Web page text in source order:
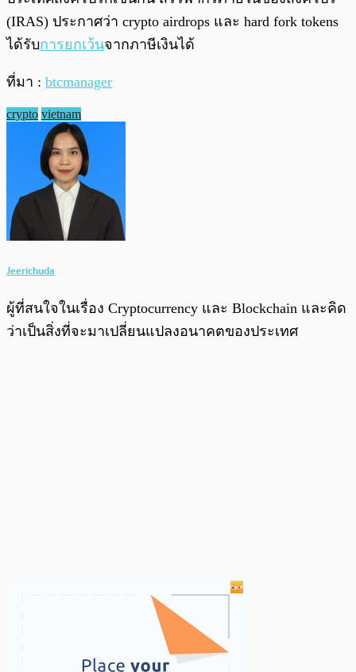
(IRAS) ประกาศว่า crypto airdrops และ hard fork tokens
ได้รับการยกเว้นจากภาษีเงินได้
ที่มา : btcmanager
crypto vietnam
Jeerichuda
ผู้ที่สนใจในเรื่อง Cryptocurrency และ Blockchain และคิด
ว่าเป็นสิ่งที่จะมาเปลี่ยนแปลงอนาคตของประเทศ